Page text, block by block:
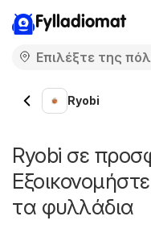
Fylladiomat
Ryobi
Ryobi σε
τα φυλλάδια